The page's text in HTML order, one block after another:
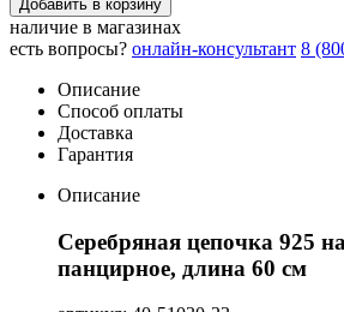
Добавить в корзину
наличие в магазинах
есть вопросы? онлайн-консультант 8
Описание
Способ оплаты
Доставка
Гарантия
Описание
Серебряная цепочка 925
панцирное, длина 60 см